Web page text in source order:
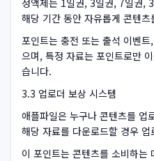
정액제는 1일권, 3일권, 7일권,
해당 기간 동안 자유롭게 콘텐
포인트는 충전 또는 출석 이벤
으며, 특정 자료는 포인트로만
습니다.
3.3 업로더 보상 시스템
애플파일은 누구나 콘텐츠를 업
해당 자료를 다운로드할 경우
이 포인트는 콘텐츠를 소비하는